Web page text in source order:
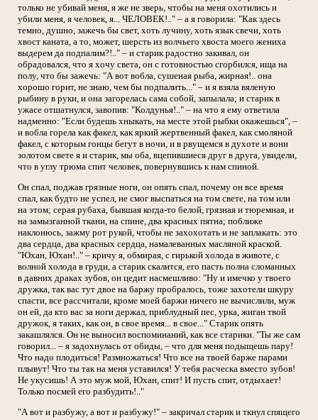
только не убивай меня, я же не зверь, чтобы на меня охотились и
убили меня, я человек, я... ЧЕЛОВЕК!.." – а я говорила: "Как здесь
темно, душно, зажечь бы свет, хоть лучину, хоть язык свечи, хоть
хвост каната, а то, может, шерсть из волчьего хвоста моего жениха
выдерем да подпалим?!.." – и старик радостно закивал, он
обрадовался, что я хочу света, он с готовностью сгорбился, ища на
полу, что бы зажечь: "А вот вобла, сушеная рыба, жирная!.. она
хорошо горит, не знаю, чем бы подпалить..." – и я взяла вяленую
рыбину в руки, и она загорелась сама собой, запылала; и старик в
ужасе отшатнулся, завопив: "Колдунья!.." – на что я ему ответила
надменно: "Если будешь хныкать, на месте этой рыбки окажешься", –
и вобла горела как факел, как яркий жертвенный факел, как смоляной
факел, с которым гонцы бегут в ночи, и в рвущемся в духоте и вони
золотом свете я и старик, мы оба, вцепившиеся друг в друга, увидели,
что в углу трюма спит человек, повернувшись к нам спиной.
Он спал, поджав грязные ноги, он опять спал, почему он все время
спал, как будто не успел, не смог выспаться на том свете, на том или
на этом; серая рубаха, бывшая когда-то белой, грязная и тюремная, и
на замызганной ткани, на спине, два красных пятна; поближе
наклонюсь, зажму рот рукой, чтобы не захохотать и не заплакать: это
два сердца, два красных сердца, намалеванных масляной краской.
"Юхан, Юхан!.." – кричу я, обмирая, с гирькой холода в животе, с
волной холода в груди, а старик скалится, его пасть полна сломанных
в давних драках зубов, он цедит насмешливо: "Ну и имечко у твоего
дружка, так вас тут двое на баржу пробралось, тоже захотели шкуру
спасти, все рассчитали, кроме моей баржи ничего не вычислили, муж
он ей, да кто вас за ноги держал, приблудный пес, урка, жиган твой
дружок, я таких, как он, в свое время... в свое..." Старик опять
закашлялся. Он не выносил воспоминаний, как все старики. "Ты же сам
говорил... – я задохнулась от обиды, – что для меня подыщешь пару!
Что надо плодиться! Размножаться! Что все на твоей барже парами
плывут! Что ты так на меня уставился! У тебя расческа вместо зубов!
Не укусишь! А это муж мой, Юхан, спит! И пусть спит, отдыхает!
Только посмей его разбудить!.."
"А вот и разбужу, а вот и разбужу!" – закричал старик и ткнул спящего